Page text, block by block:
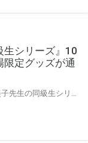
生シリーズ』10
限定グッズが通